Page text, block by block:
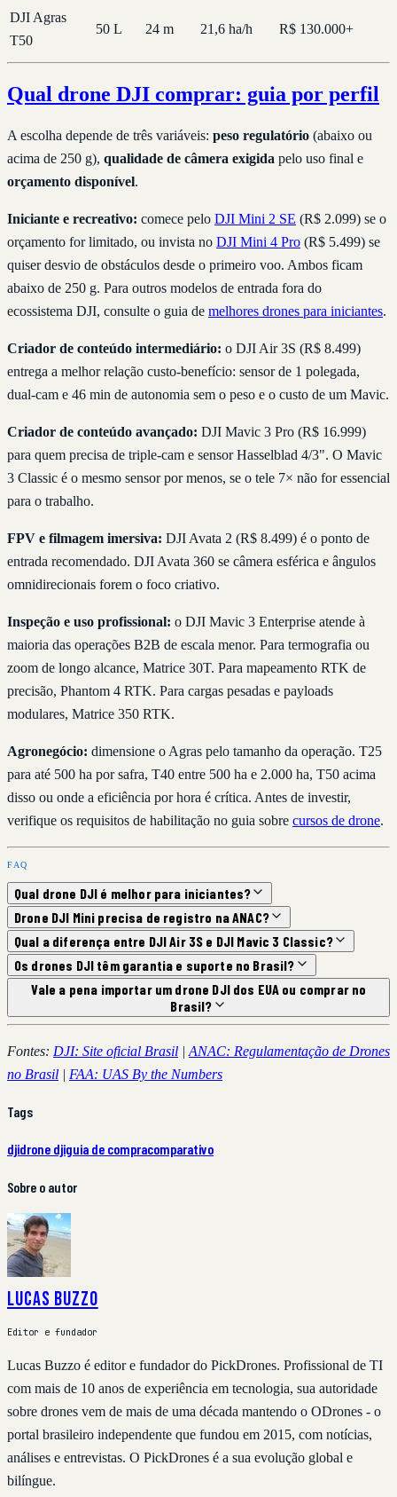
DJI Agras
T50
50 L 24 m 21,6 ha/h R$ 130.000+
Qual drone DJI comprar: guia por perfil
A escolha depende de três variáveis: peso regulatório (abaixo ou
acima de 250 g), qualidade de câmera exigida pelo uso final e
orçamento disponível.
Iniciante e recreativo: comece pelo DJI Mini 2 SE (R$ 2.099) se o
orçamento for limitado, ou invista no DJI Mini 4 Pro (R$ 5.499) se
quiser desvio de obstáculos desde o primeiro voo. Ambos ficam
abaixo de 250 g. Para outros modelos de entrada fora do
ecossistema DJI, consulte o guia de melhores drones para iniciantes.
Criador de conteúdo intermediário: o DJI Air 3S (R$ 8.499)
entrega a melhor relação custo-benefício: sensor de 1 polegada,
dual-cam e 46 min de autonomia sem o peso e o custo de um Mavic.
Criador de conteúdo avançado: DJI Mavic 3 Pro (R$ 16.999)
para quem precisa de triple-cam e sensor Hasselblad 4/3". O Mavic
3 Classic é o mesmo sensor por menos, se o tele 7× não for essencial
para o trabalho.
FPV e filmagem imersiva: DJI Avata 2 (R$ 8.499) é o ponto de
entrada recomendado. DJI Avata 360 se câmera esférica e ângulos
omnidirecionais forem o foco criativo.
Inspeção e uso profissional: o DJI Mavic 3 Enterprise atende à
maioria das operações B2B de escala menor. Para termografia ou
zoom de longo alcance, Matrice 30T. Para mapeamento RTK de
precisão, Phantom 4 RTK. Para cargas pesadas e payloads
modulares, Matrice 350 RTK.
Agronegócio: dimensione o Agras pelo tamanho da operação. T25
para até 500 ha por safra, T40 entre 500 ha e 2.000 ha, T50 acima
disso ou onde a eficiência por hora é crítica. Antes de investir,
verifique os requisitos de habilitação no guia sobre cursos de drone.
FAQ
Qual drone DJI é melhor para iniciantes?
Drone DJI Mini precisa de registro na ANAC?
Qual a diferença entre DJI Air 3S e DJI Mavic 3 Classic?
Os drones DJI têm garantia e suporte no Brasil?
Vale a pena importar um drone DJI dos EUA ou comprar no
Brasil?
Fontes: DJI: Site oficial Brasil | ANAC: Regulamentação de Drones
no Brasil | FAA: UAS By the Numbers
Tags
djidrone djiguia de compracomparativo
Sobre o autor
Lucas Buzzo
Editor e fundador
Lucas Buzzo é editor e fundador do PickDrones. Profissional de TI
com mais de 10 anos de experiência em tecnologia, sua autoridade
sobre drones vem de mais de uma década mantendo o ODrones - o
portal brasileiro independente que fundou em 2015, com notícias,
análises e entrevistas. O PickDrones é a sua evolução global e
bilíngue.